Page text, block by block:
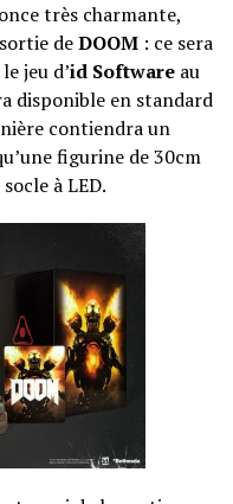
très charmante,
deDOOM : ce sera
jeu d’id Software au
disponible en standard
contiendra un
figurine de 30cm
à LED.